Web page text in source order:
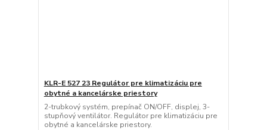
KLR-E 527 23 Regulátor pre klimatizáciu pre
obytné a kancelárske priestory
2-trubkový systém, prepínač ON/OFF, displej, 3-
stupňový ventilátor. Regulátor pre klimatizáciu pre
obytné a kancelárske priestory.